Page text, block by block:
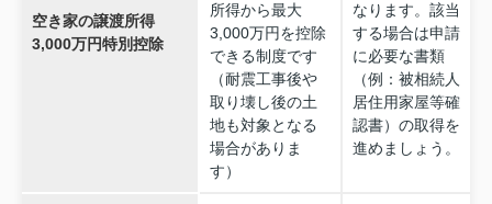
空き家の譲渡所得
3,000万円特別控除
所得から最大
3,000万円を控除
できる制度です
（耐震工事後や
取り壊し後の土
地も対象となる
場合がありま
す）
なります。該当
する場合は申請
に必要な書類
（例：被相続人
居住用家屋等確
認書）の取得を
進めましょう。